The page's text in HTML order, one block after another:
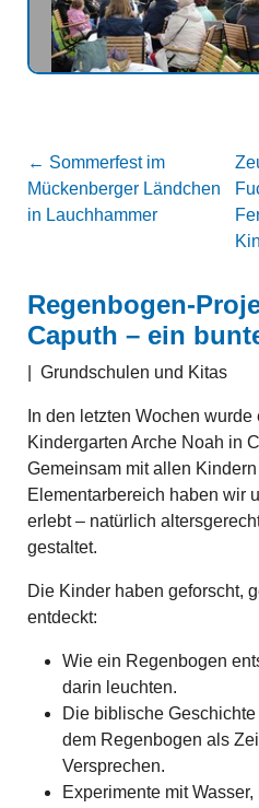
← Sommerfest im
Mückenberger Ländchen
in Lauchhammer
Regenbogen-
Caputh – ein
Grundschulen und Kitas
In den letzten Wochen
Kindergarten Arche Noah in
Gemeinsam mit allen
Elementarbereich haben wir
erlebt – natürlich
gestaltet.
Die Kinder haben geforscht,
entdeckt:
Wie ein Regenbogen
darin leuchten.
Die biblische
dem Regenbogen als
Versprechen.
Experimente mit